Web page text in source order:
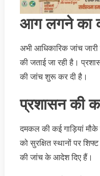
आग लगने का
अभी आधिकारिक जांच
की जताई जा रही है।
की जांच शुरू कर दी है।
प्रशासन की
दमकल की कई गाड़ियां
को सुरक्षित स्थानों पर
की जांच के आदेश दिए हैं।